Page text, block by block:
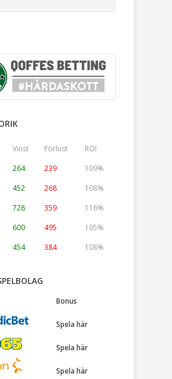
Vinst Förlust
ROI
264 239
109%
452 268
108%
728 359
116%
600 495
105%
454 384 108%
Bonus
Spela här
Spela här
Spela här